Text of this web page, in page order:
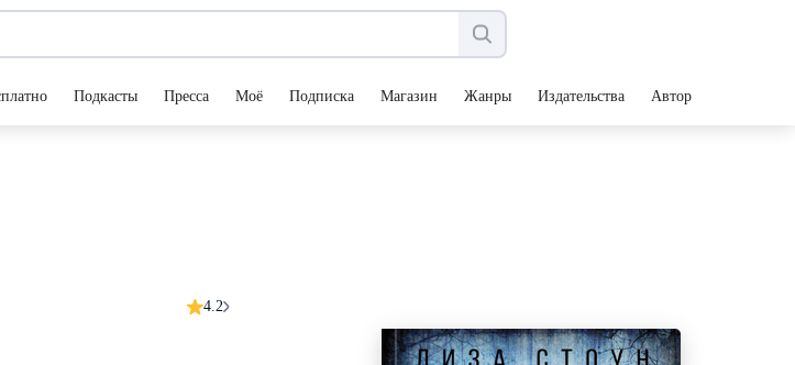
Подкасты Пресса Моё Подписка Магазин Жанры Издательства Авторы
4.2